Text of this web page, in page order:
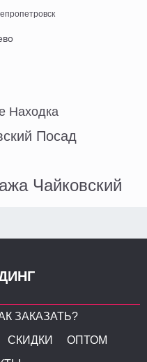
Находка
Посад
Чайковский
ЗАКАЗАТЬ?
СКИДКИ
ОПТОМ